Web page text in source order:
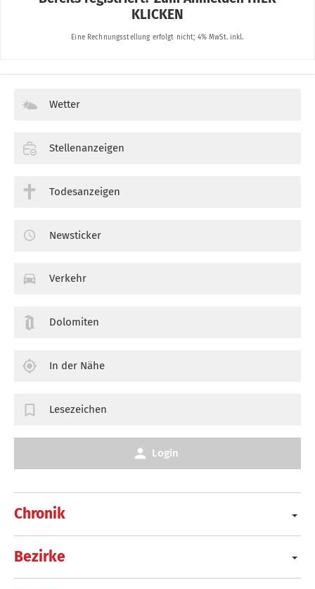
Chronik
Bezirke
Wetter
Stellenanzeigen
Todesanzeigen
Newsticker
Verkehr
Dolomiten
In der Nähe
Lesezeichen
Login